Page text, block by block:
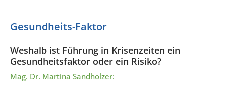
Gesundheits-Faktor
Weshalb ist Führung in Krisenzeiten ein
Gesundheitsfaktor oder ein Risiko?
Mag. Dr. Martina Sandholzer: